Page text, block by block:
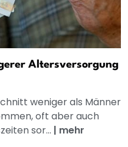
Altersversorgung
weniger als Männer
oft aber auch
sor... | mehr